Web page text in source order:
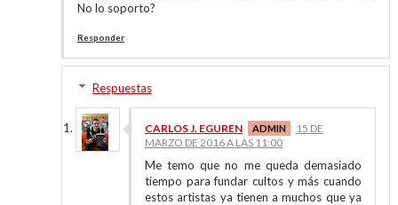
No lo soporto?
Responder
Respuestas
CARLOS J. EGUREN
15 DE
MARZO DE 2016 A LAS 11:00
Me temo que no me queda demasiado
tiempo para fundar cultos y más cuando
estos artistas ya tienen a muchos que ya